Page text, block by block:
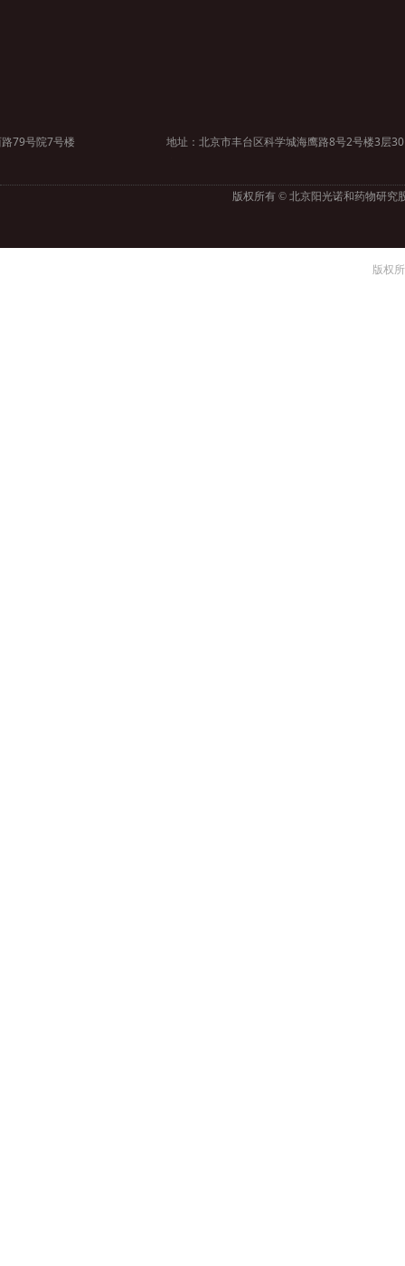
版权所有 © 北京阳光诺和药物研究
79号院7号楼
地址：北京市丰台区科学城海鹰路8号2号楼3层
版权